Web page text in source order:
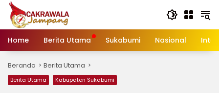
Langsung
konten
Home
Berita Utama Sukabumi Nasional
Beranda Berita Utama
Berita Utama Kabupaten Sukabumi